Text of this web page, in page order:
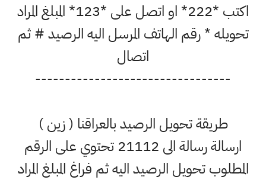
اكتب *222* او اتصل على *123* المبلغ المراد
تحويله * رقم الهاتف المرسل اليه الرصيد # ثم
اتصال
---------------------------------
طريقة تحويل الرصيد بالعراقنا ( زين )
ارسالة رسالة الى 21112 تحتوي على الرقم
المطلوب تحويل الرصيد اليه ثم فراغ المبلغ المراد